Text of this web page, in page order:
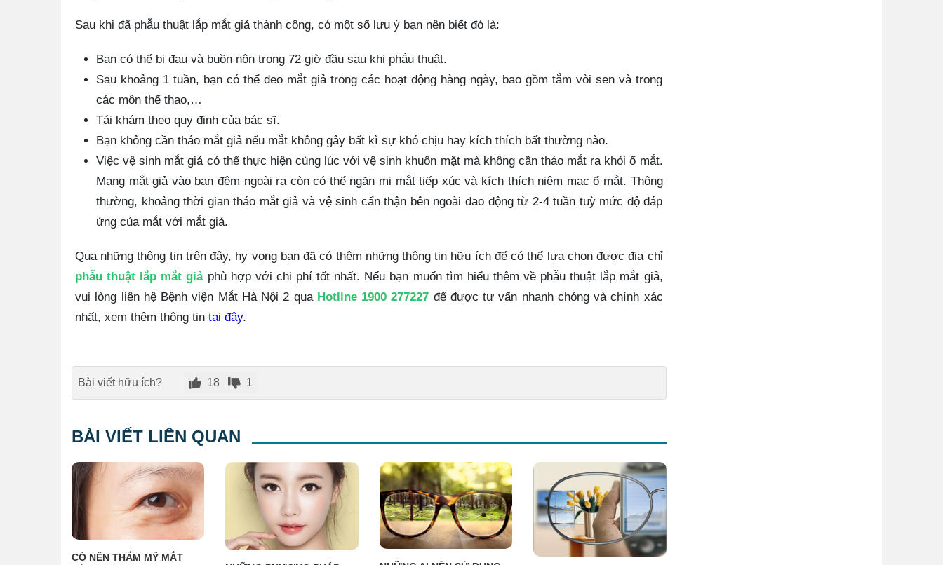
Sau khi đã phẫu thuật lắp mắt giả thành công, có một số lưu ý bạn nên biết đó là:
Bạn có thể bị đau và buồn nôn trong 72 giờ đầu sau khi phẫu thuật.
Sau khoảng 1 tuần, bạn có thể đeo mắt giả trong các hoạt động hàng ngày, bao gồm tắm vòi sen và trong
các môn thể thao,…
Tái khám theo quy định của bác sĩ.
Bạn không cần tháo mắt giả nếu mắt không gây bất kì sự khó chịu hay kích thích bất thường nào.
Việc vệ sinh mắt giả có thể thực hiện cùng lúc với vệ sinh khuôn mặt mà không cần tháo mắt ra khỏi ổ mắt.
Mang mắt giả vào ban đêm ngoài ra còn có thể ngăn mi mắt tiếp xúc và kích thích niêm mạc ổ mắt. Thông
thường, khoảng thời gian tháo mắt giả và vệ sinh cẩn thận bên ngoài dao động từ 2-4 tuần tuỳ mức độ đáp
ứng của mắt với mắt giả.
Qua những thông tin trên đây, hy vọng bạn đã có thêm những thông tin hữu ích để có thể lựa chọn được địa chỉ
phẫu thuật lắp mắt giả phù hợp với chi phí tốt nhất. Nếu bạn muốn tìm hiểu thêm về phẫu thuật lắp mắt giả,
vui lòng liên hệ Bệnh viện Mắt Hà Nội 2 qua Hotline 1900 277227 để được tư vấn nhanh chóng và chính xác
nhất, xem thêm thông tin tại đây.
Bài viết hữu ích? 18 1
BÀI VIẾT LIÊN QUAN
CÓ NÊN THẨM MỸ MẮT